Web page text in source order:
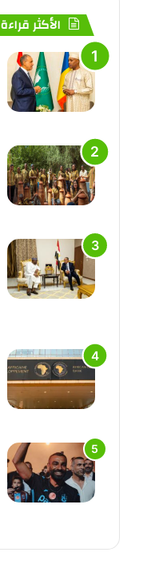
الأكثر قراءة